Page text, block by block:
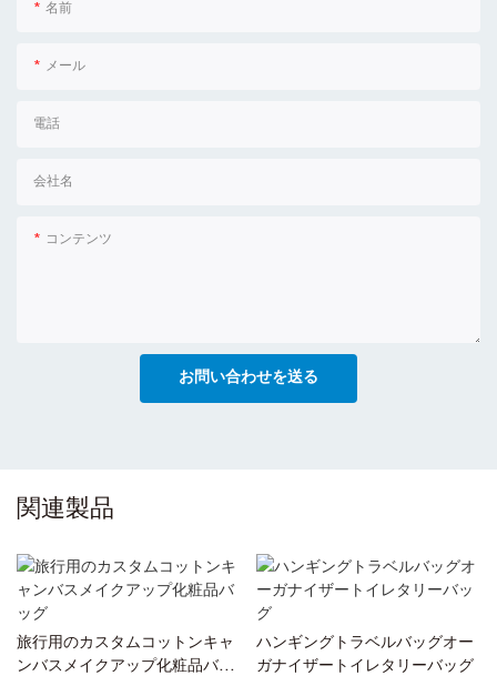
名前
メール
電話
会社名
コンテンツ
お問い合わせを送る
関連製品
旅行用のカスタムコットンキャ
ンバスメイクアップ化粧品バッ
ハンギングトラベルバッグオー
ガナイザートイレタリーバッグ